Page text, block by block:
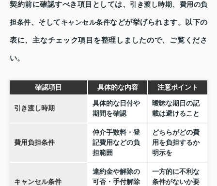
契約前に確認すべき項目としては、 引き渡し時期 、 費用の負
担条件、そして キャンセル条件などが挙げられます。以下の
表に、主なチェック項目を整理しましたので、ご覧くださ
い。
確認項目 具体的な内容 注意ポイント
引き渡し時期
具体的な日付や
期間を確認
曖昧な期日の記
載は避けること
費用負担条件
仲介手数料・登
記費用などの負
担範囲
どちらがどの費
用を負担するか
明示を
キャンセル条件
違約金や解除の
可否・手付解除
一方的に不利な
条件がないか要